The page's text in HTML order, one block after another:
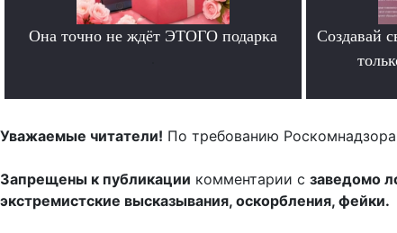
Она точно не ждёт ЭТОГО подарка
Создавай
Уважаемые читатели! По требованию
Запрещены к публикации комментарии с заведомо
экстремистские высказывания, оскорбления, фейки.